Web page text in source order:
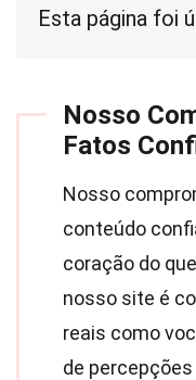
Esta página foi
Nosso
Fatos
Nosso
conteúdo
coração do
nosso site é
reais como
de